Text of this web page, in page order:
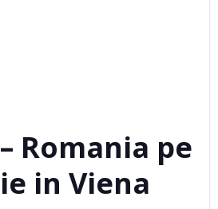
Romania pe
in Viena